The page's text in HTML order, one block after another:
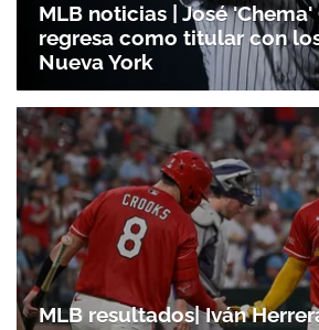
MLB noticias | José
regresa como titular con
Nueva York
MLB resultados| Iván